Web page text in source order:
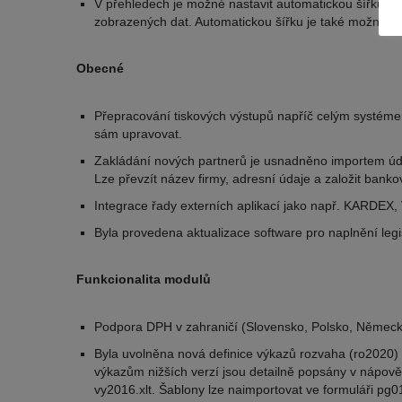
V přehledech je možné nastavit automatickou šířku
zobrazených dat. Automatickou šířku je také možné
Obecné
Přepracování tiskových výstupů napříč celým
sám upravovat.
Zakládání nových partnerů je usnadněno importem
Lze převzít název firmy, adresní údaje a založit
Integrace řady externích aplikací jako např. KARDEX,
Byla provedena aktualizace software pro naplnění
Funkcionalita modulů
Podpora DPH v zahraničí (Slovensko, Polsko,
Byla uvolněna nová definice výkazů rozvaha
výkazům nižších verzí jsou detailně popsány v
vy2016.xlt. Šablony lze naimportovat ve formuláři